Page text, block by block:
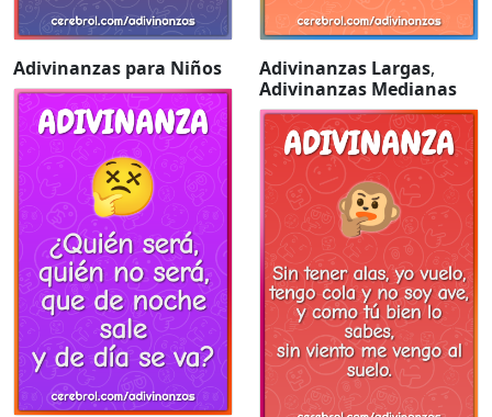
Adivinanzas para Niños Adivinanzas Largas,
Adivinanzas Medianas